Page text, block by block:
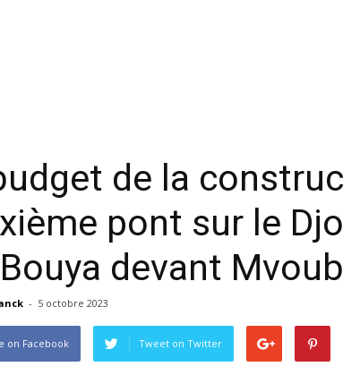
de la
pont sur le
devant
- 5 octobre 2023
on Facebook Tweet on Twitter